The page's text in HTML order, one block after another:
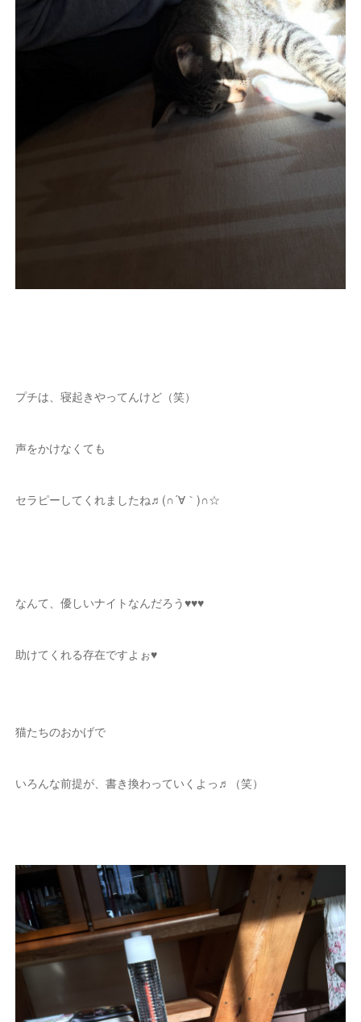
プチは、寝起きやってんけど（笑）
声をかけなくても
セラピーしてくれましたね♬(∩´∀｀)∩☆
なんて、優しいナイトなんだろう♥♥♥
助けてくれる存在ですよぉ♥
猫たちのおかげで
いろんな前提が、書き換わっていくよっ♬（笑）